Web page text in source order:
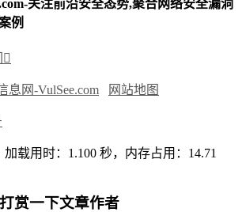
关注前沿安全态势,聚合网络安全漏洞
例

息网-VulSee.com 网站地图
载用时：1.100 秒，内存占用：14.71
赏一下文章作者